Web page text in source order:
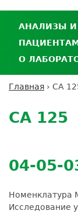
АНАЛИЗЫ
Где
Выезд
Личный
Обратная
О
Вакансии
здесь
Главная › CA
to
top
CA 125
04-05-
Номенклатура
Исследование